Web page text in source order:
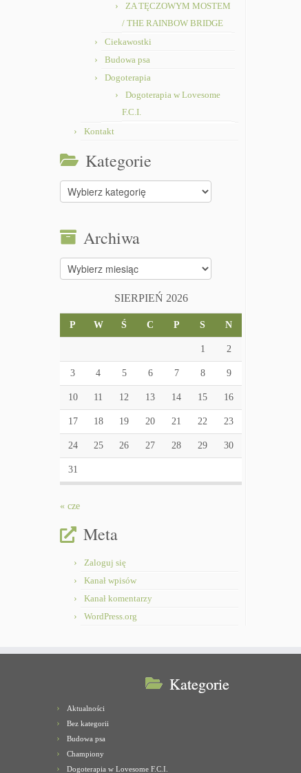
ZA TĘCZOWYM MOSTEM
/ THE RAINBOW BRIDGE
Ciekawostki
Budowa psa
Dogoterapia
Dogoterapia w Lovesome
F.C.I.
Kontakt
Kategorie
Kategorie
Archiwa
Archiwa
SIERPIEŃ 2026
P W Ś C P S N
1 2
3 4 5 6 7 8 9
10 11 12 13 14 15 16
17 18 19 20 21 22 23
24 25 26 27 28 29 30
31
« cze
Meta
Zaloguj się
Kanał wpisów
Kanał komentarzy
WordPress.org
Kategorie
Aktualności
Bez kategorii
Budowa psa
Championy
Dogoterapia w Lovesome F.C.I.